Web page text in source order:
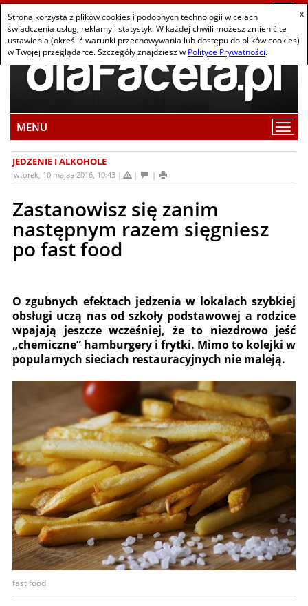
Strona korzysta z plików cookies i podobnych technologii w celach
świadczenia usług, reklamy i statystyk. W każdej chwili możesz zmienić te
ustawienia (określić warunki przechowywania lub dostępu do plików cookies)
w Twojej przeglądarce. Szczegóły znajdziesz w Polityce Prywatności.
x
MENU
JEDZENIE I ALKOHOLE
wtorek, 10 majaa 2016, 10:43
Zastanowisz się zanim
następnym razem sięgniesz
po fast food
O zgubnych efektach jedzenia w lokalach szybkiej
obsługi uczą nas od szkoły podstawowej a rodzice
wpajają jeszcze wcześniej, że to niezdrowo jeść
„chemiczne” hamburgery i frytki. Mimo to kolejki w
popularnych sieciach restauracyjnych nie maleją.
fast food